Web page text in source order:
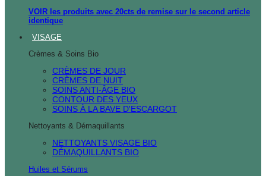
VOIR les produits avec 20cts de remise sur le second article
identique
VISAGE
Crèmes & Soins Bio
CRÈMES DE JOUR
CRÈMES DE NUIT
SOINS ANTI-ÂGE BIO
CONTOUR DES YEUX
SOINS À LA BAVE D'ESCARGOT
Nettoyants & Démaquillants
NETTOYANTS VISAGE BIO
DÉMAQUILLANTS BIO
Huiles et Sérums